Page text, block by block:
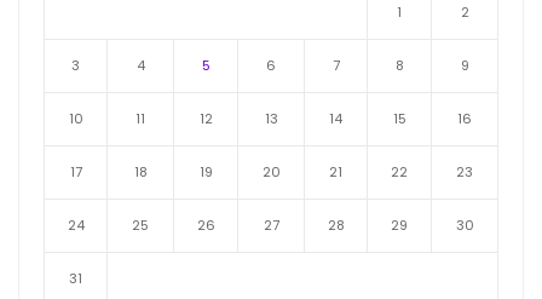
1 2
3 4 5 6 7 8 9
10 11 12 13 14 15 16
17 18 19 20 21 22 23
24 25 26 27 28 29 30
31